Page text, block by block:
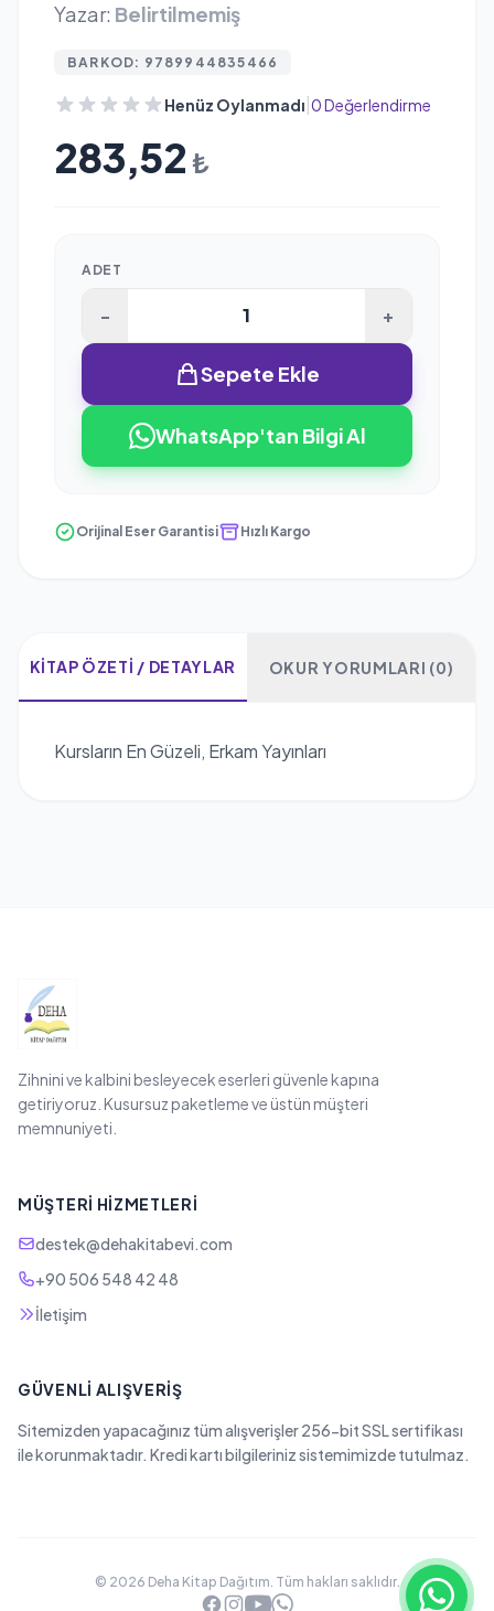
Yazar: Belirtilmemiş
BARKOD: 9789944835466
Henüz Oylanmadı 0 Değerlendirme
283,52 ₺
ADET
- +
Sepete Ekle
WhatsApp'tan Bilgi Al
Orijinal Eser Garantisi Hızlı Kargo
KITAP ÖZETI / DETAYLAR OKUR YORUMLARI (0)
Kursların En Güzeli, Erkam Yayınları
Zihnini ve kalbini besleyecek eserleri güvenle kapına
getiriyoruz. Kusursuz paketleme ve üstün müşteri
memnuniyeti.
MÜŞTERI HIZMETLERI
destek@dehakitabevi.com
+90 506 548 42 48
İletişim
GÜVENLI ALIŞVERIŞ
Sitemizden yapacağınız tüm alışverişler 256-bit SSL sertifikası
ile korunmaktadır. Kredi kartı bilgileriniz sistemimizde tutulmaz.
© 2026 Deha Kitap Dağıtım. Tüm hakları saklıdır.